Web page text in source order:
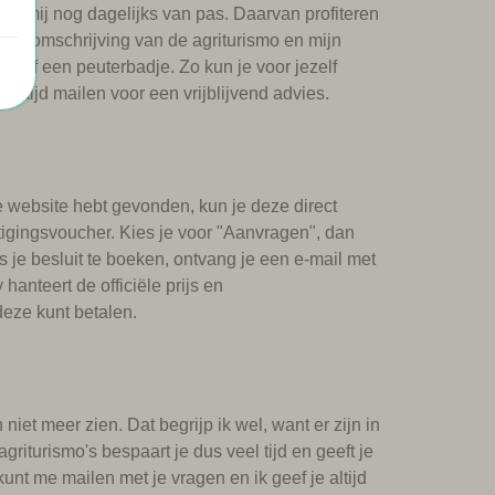
mij nog dagelijks van pas. Daarvan profiteren
omschrijving van de agriturismo en mijn
of een peuterbadje. Zo kun je voor jezelf
altijd mailen voor een vrijblijvend advies.
hebt gevonden, kun je deze direct
Kies je voor "Aanvragen", dan
je besluit te boeken, ontvang je een e-mail met
de officiële prijs en
kunt betalen.
meer zien. Dat begrijp ik wel, want er zijn in
bespaart je dus veel tijd en geeft je
me mailen met je vragen en ik geef je altijd